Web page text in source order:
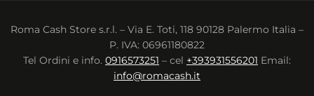
Roma Cash Store s.r.l. – Via E. Toti, 118 90128 Palermo Italia –
P. IVA: 06961180822
Tel Ordini e info. 0916573251 – cel +393931556201 Email:
info@romacash.it